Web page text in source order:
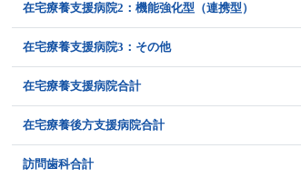
在宅療養支援病院2：機能強化型（連携型）
在宅療養支援病院3：その他
在宅療養支援病院合計
在宅療養後方支援病院合計
訪問歯科合計